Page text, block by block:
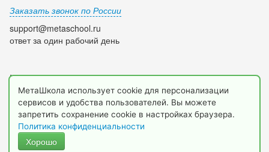
Заказать звонок по России
support@metaschool.ru
ответ за один рабочий день
Мы в социальных сетях:
© 2009-2026 МетаШкола, www.metaschool.ru
МетаШкола использует cookie для персонализации
сервисов и удобства пользователей. Вы можете
запретить сохранение cookie в настройках браузера.
Политика конфиденциальности
Хорошо